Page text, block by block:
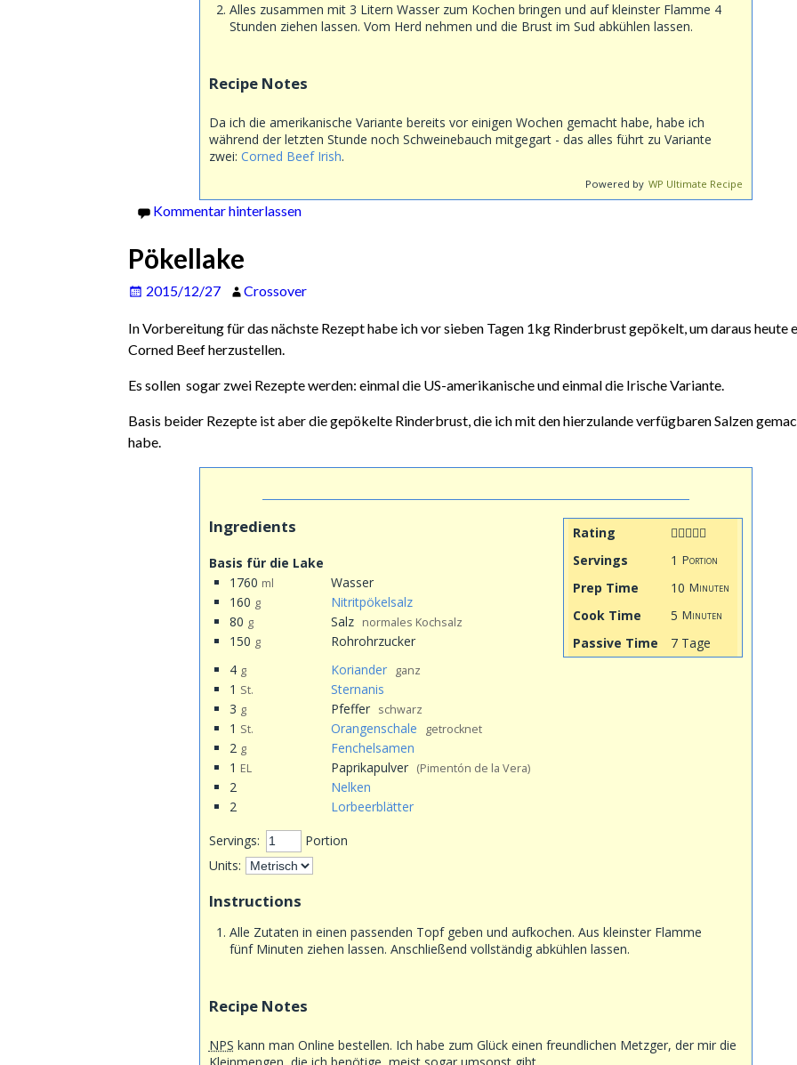
Alles zusammen mit 3 Litern Wasser zum Kochen bringen und auf kleinster Flamme 4
Stunden ziehen lassen. Vom Herd nehmen und die Brust im Sud abkühlen lassen.
Recipe Notes
Da ich die amerikanische Variante bereits vor einigen Wochen gemacht habe, habe ich
während der letzten Stunde noch Schweinebauch mitgegart - das alles führt zu Variante
zwei: Corned Beef Irish.
Powered by WP Ultimate Recipe
Kommentar hinterlassen
Pökellake
2015/12/27 Crossover
In Vorbereitung für das nächste Rezept habe ich vor sieben Tagen 1kg Rinderbrust gepökelt, um daraus heute
Corned Beef herzustellen.
Es sollen sogar zwei Rezepte werden: einmal die US-amerikanische und einmal die Irische Variante.
Basis beider Rezepte ist aber die gepökelte Rinderbrust, die ich mit den hierzulande verfügbaren Salzen
habe.
Ingredients
Basis für die Lake
1760 ml
Wasser
160 g
Nitritpökelsalz
80 g Salz normales Kochsalz
150 g
Rohrohrzucker
4 g Koriander ganz
1 St.
Sternanis
3 g Pfeffer schwarz
1 St. Orangenschale getrocknet
2 g
Fenchelsamen
1 EL Paprikapulver (Pimentón de la Vera)
2
Nelken
2
Lorbeerblätter
Servings:
Portion
Units:
Rating
Servings
1 Portion
Prep Time 10 Minuten
Cook Time 5 Minuten
Passive Time 7 Tage
Instructions
Alle Zutaten in einen passenden Topf geben und aufkochen. Aus kleinster Flamme
fünf Minuten ziehen lassen. Anschließend vollständig abkühlen lassen.
Recipe Notes
NPS kann man Online bestellen. Ich habe zum Glück einen freundlichen Metzger, der mir die
Kleinmengen, die ich benötige, meist sogar umsonst gibt.